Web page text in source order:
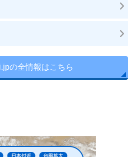
の全情報はこちら